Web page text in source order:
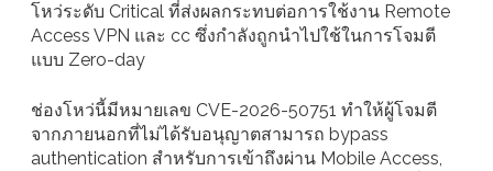
โหว่ระดับ Critical ที่ส่งผลกระทบต่อการใช้งาน Remote
Access VPN และ cc ซึ่งกำลังถูกนำไปใช้ในการโจมตี
แบบ Zero-day
ช่องโหว่นี้มีหมายเลข CVE-2026-50751 ทำให้ผู้โจมตี
จากภายนอกที่ไม่ได้รับอนุญาตสามารถ bypass
authentication สำหรับการเข้าถึงผ่าน Mobile Access,